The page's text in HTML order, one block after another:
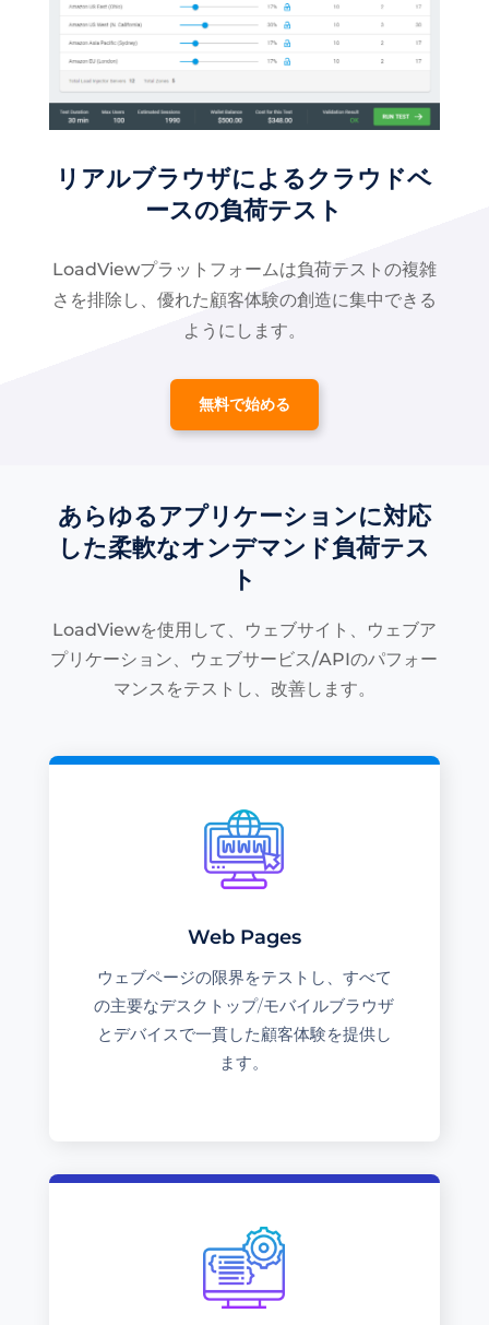
リアルブラウザによるクラウドベ
ースの負荷テスト
LoadViewプラットフォームは負荷テストの複雑
さを排除し、優れた顧客体験の創造に集中できる
ようにします。
無料で始める
あらゆるアプリケーションに対応
した柔軟なオンデマンド負荷テス
ト
LoadViewを使用して、ウェブサイト、ウェブア
プリケーション、ウェブサービス/APIのパフォー
マンスをテストし、改善します。
Web Pages
ウェブページの限界をテストし、すべて
の主要なデスクトップ/モバイルブラウザ
とデバイスで一貫した顧客体験を提供し
ます。